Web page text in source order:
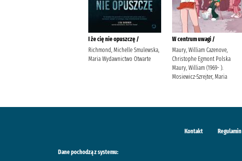
I że cię nie opuszczę /
Richmond, Michelle Smulewska,
Maria Wydawnictwo Otwarte
W centrum uwagi /
Maury, William Cazenove,
Christophe Egmont Polska
Maury, William (1969- ).
Mosiewicz-Szrejter, Maria
Kontakt Regulamin
Dane pochodzą z systemu: